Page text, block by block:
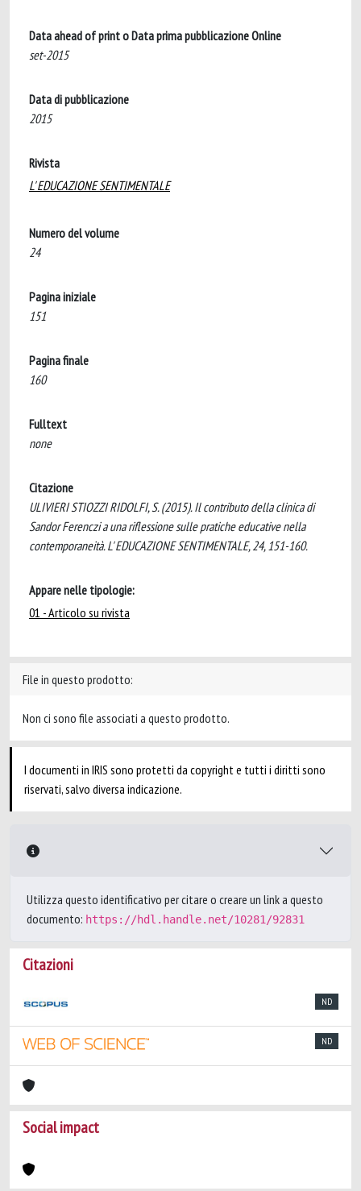
Data ahead of print o Data prima pubblicazione Online
set-2015
Data di pubblicazione
2015
Rivista
L' EDUCAZIONE SENTIMENTALE
Numero del volume
24
Pagina iniziale
151
Pagina finale
160
Fulltext
none
Citazione
ULIVIERI STIOZZI RIDOLFI, S. (2015). Il contributo della clinica di
Sandor Ferenczi a una riflessione sulle pratiche educative nella
contemporaneità. L' EDUCAZIONE SENTIMENTALE, 24, 151-160.
Appare nelle tipologie:
01 - Articolo su rivista
File in questo prodotto:
Non ci sono file associati a questo prodotto.
I documenti in IRIS sono protetti da copyright e tutti i diritti sono
riservati, salvo diversa indicazione.
Utilizza questo identificativo per citare o creare un link a questo
documento: https://hdl.handle.net/10281/92831
Citazioni
ND
ND
Social impact